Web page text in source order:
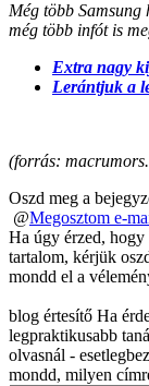
Még több
még több infót is
Extra nagy
Lerántjuk a
(forrás:
Oszd meg a
@Megosztom e-
Ha úgy érzed, hogy
tartalom, kérjük
mondd el a
blog értesítő Ha
legpraktikusabb
olvasnál -
mondd, milyen